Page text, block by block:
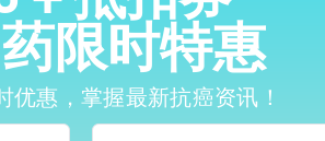
限时特惠
优惠，掌握最新抗癌资讯！